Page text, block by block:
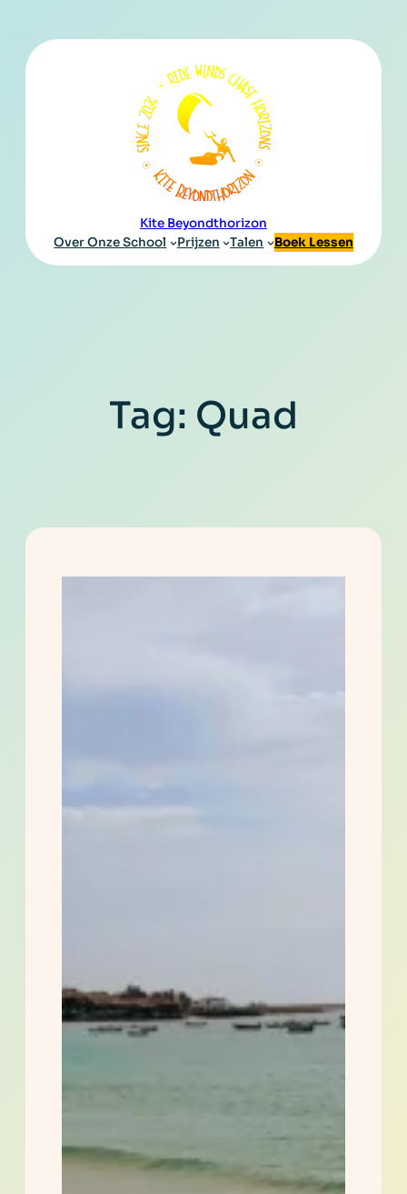
Kite Beyondthorizon
Over Onze School
Prijzen Talen Boek Lessen
Tag: Quad